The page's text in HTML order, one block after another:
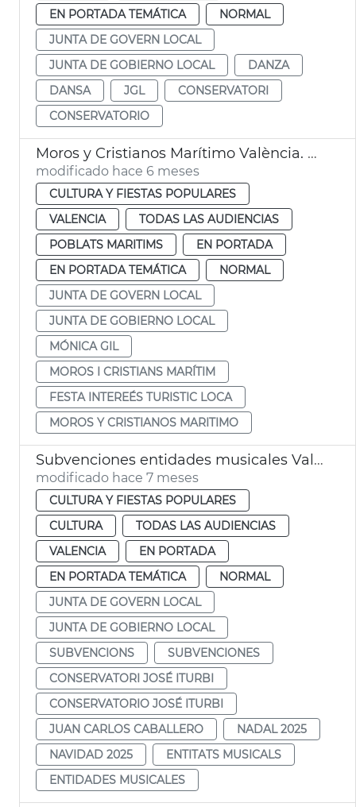
EN PORTADA TEMÁTICA
NORMAL
JUNTA DE GOVERN LOCAL
JUNTA DE GOBIERNO LOCAL
DANZA
DANSA
JGL
CONSERVATORI
CONSERVATORIO
Moros y Cristianos Marítimo València. Fiesta Interés Turístico Local
modificado hace 6 meses
CULTURA Y FIESTAS POPULARES
VALENCIA
TODAS LAS AUDIENCIAS
POBLATS MARITIMS
EN PORTADA
EN PORTADA TEMÁTICA
NORMAL
JUNTA DE GOVERN LOCAL
JUNTA DE GOBIERNO LOCAL
MÓNICA GIL
MOROS I CRISTIANS MARÍTIM
FESTA INTEREÉS TURISTIC LOCA
MOROS Y CRISTIANOS MARITIMO
Subvenciones entidades musicales València
modificado hace 7 meses
CULTURA Y FIESTAS POPULARES
CULTURA
TODAS LAS AUDIENCIAS
VALENCIA
EN PORTADA
EN PORTADA TEMÁTICA
NORMAL
JUNTA DE GOVERN LOCAL
JUNTA DE GOBIERNO LOCAL
SUBVENCIONS
SUBVENCIONES
CONSERVATORI JOSÉ ITURBI
CONSERVATORIO JOSÉ ITURBI
JUAN CARLOS CABALLERO
NADAL 2025
NAVIDAD 2025
ENTITATS MUSICALS
ENTIDADES MUSICALES